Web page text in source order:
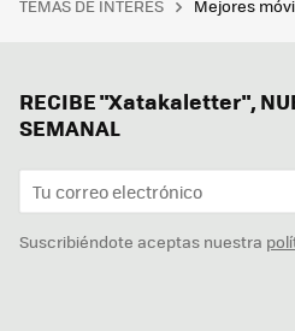
TEMAS DE INTERÉS Mejores
RECIBE "Xatakaletter",
SEMANAL
Suscribiéndote aceptas nuestra